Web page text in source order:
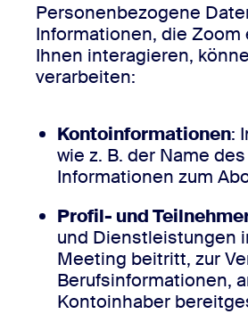
Personenbezogene
Informationen, die
Ihnen interagieren,
verarbeiten:
Kontoinformationen:
wie z. B. der Name
Informationen zum
Profil- und
und Dienstleistungen
Meeting beitritt, zur
Berufsinformationen,
Kontoinhaber